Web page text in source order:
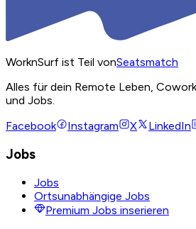
WorknSurf ist Teil vonSeatsmatch
Alles für dein Remote Leben,
und Jobs.
Facebook
Instagram X LinkedIn
Jobs
Jobs
Ortsunabhängige Jobs
Premium Jobs inserieren